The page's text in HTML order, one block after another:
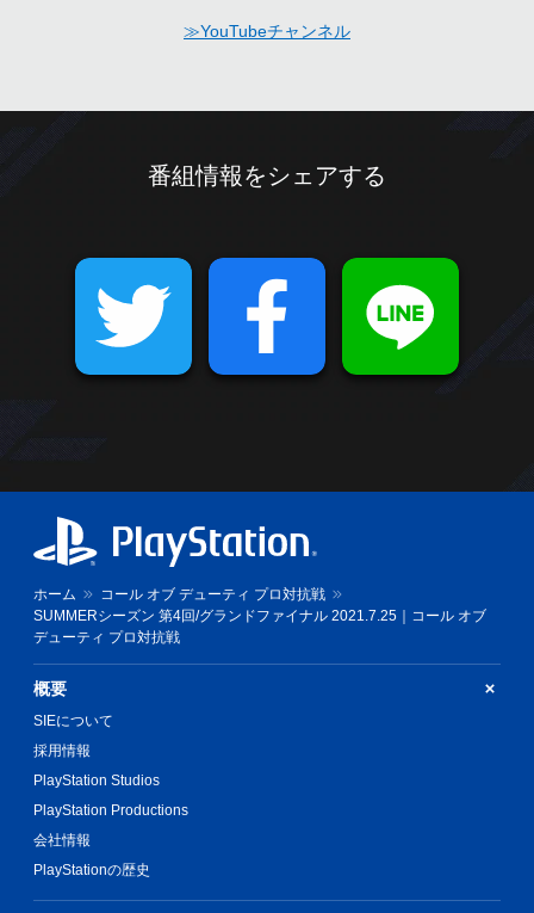
≫YouTubeチャンネル
番組情報をシェアする
ホーム
コール オブ デューティ プロ対抗戦
SUMMERシーズン 第4回/グランドファイナル 2021.7.25｜コール オブ
デューティ プロ対抗戦
概要
SIEについて
採用情報
PlayStation Studios
PlayStation Productions
会社情報
PlayStationの歴史